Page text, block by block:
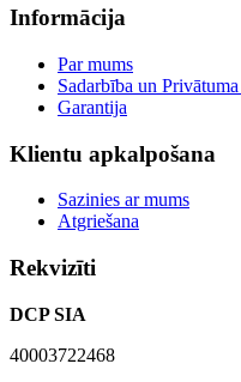
Informācija
Par mums
Sadarbība un
Garantija
Klientu apkalpošana
Sazinies ar mums
Atgriešana
Rekvizīti
DCP SIA
40003722468